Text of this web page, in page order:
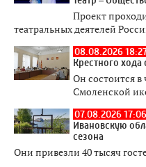
Проект
театральных деятелей
08.08.2026
Крестного
Он состоится
Смоленской
07.08.2026 17:06
Ивановскую
сезона
Они привезли 40 тысяч